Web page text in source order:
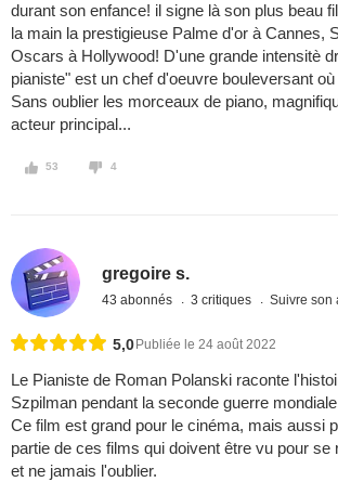
durant son enfance! il signe là son plus beau
la main la prestigieuse Palme d'or à Cannes,
Oscars à Hollywood! D'une grande intensitè
pianiste" est un chef d'oeuvre bouleversant
Sans oublier les morceaux de piano,
acteur principal...
53 4
gregoire s.
43 abonnés 3 critiques Suivre son
5,0 Publiée le 24 août 2022
Le Pianiste de Roman Polanski raconte
Szpilman pendant la seconde guerre
Ce film est grand pour le cinéma, mais aussi
partie de ces films qui doivent être vu pour se
et ne jamais l'oublier.